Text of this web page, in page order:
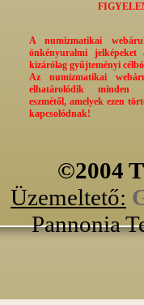
A numizmatikai
önkényuralmi jelképeket
kizárólag gyűjteményi
Az numizmatikai
elhatárolódik minden
eszmétől, amelyek ezen
kapcsolódnak!
©2004
Üzemeltető:
Pannonia